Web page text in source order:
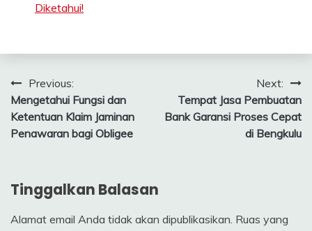
Diketahui!
Navigasi
pos
Previous:
Mengetahui Fungsi dan
Ketentuan Klaim Jaminan
Penawaran bagi Obligee
Next:
Tempat Jasa Pembuatan
Bank Garansi Proses Cepat
di Bengkulu
Tinggalkan Balasan
Alamat email Anda tidak akan dipublikasikan. Ruas yang